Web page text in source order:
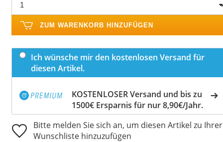
ZUM WARENKORB HINZUFÜGEN
Ich wünsche mir den kostenlosen Versand für
diesen Artikel.
KOSTENLOSER Versand und bis zu
1500€ Ersparnis für nur 8,90€/Jahr.
Bitte melden Sie sich an, um diesen Artikel zu Ihrer
Wunschliste hinzuzufügen